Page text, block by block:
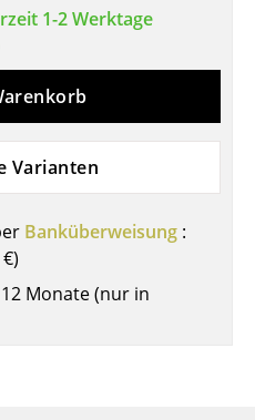
1-2 Werktage
Varianten
Banküberweisung :
)
Monate (nur in